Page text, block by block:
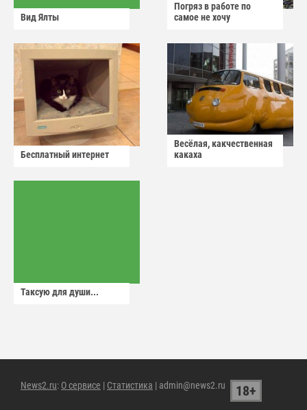
Вид Ялты
Погряз в работе по
самое не хочу
Бесплатный интернет
Весёлая, какчественная
какаха
Таксую для души...
News2.ru: О сервисе | Статистика | admin@news2.ru 18+